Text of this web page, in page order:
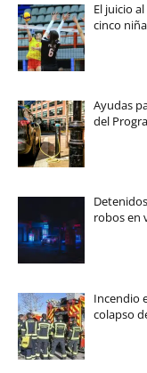
El juicio
cinco
Ayudas
del
robos en
Incendio
colapso